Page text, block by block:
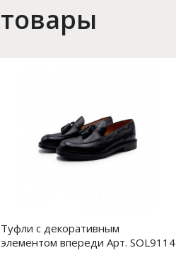
Туфли с декоративным
элементом впереди Арт. SOL9114